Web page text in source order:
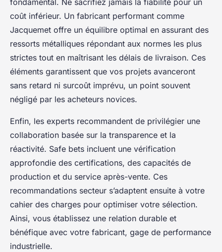
fondamental. Ne sacrifiez jamais la fiabilité pour un
coût inférieur. Un fabricant performant comme
Jacquemet offre un équilibre optimal en assurant des
ressorts métalliques répondant aux normes les plus
strictes tout en maîtrisant les délais de livraison. Ces
éléments garantissent que vos projets avanceront
sans retard ni surcoût imprévu, un point souvent
négligé par les acheteurs novices.
Enfin, les experts recommandent de privilégier une
collaboration basée sur la transparence et la
réactivité. Safe bets incluent une vérification
approfondie des certifications, des capacités de
production et du service après-vente. Ces
recommandations secteur s’adaptent ensuite à votre
cahier des charges pour optimiser votre sélection.
Ainsi, vous établissez une relation durable et
bénéfique avec votre fabricant, gage de performance
industrielle.